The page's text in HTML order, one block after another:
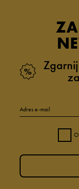
Adres e-mail